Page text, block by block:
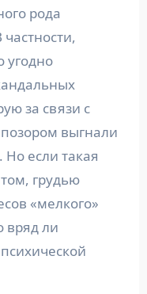
рода
угодно
за связи с
выгнали
Но если такая
грудью
«мелкого»
вряд ли